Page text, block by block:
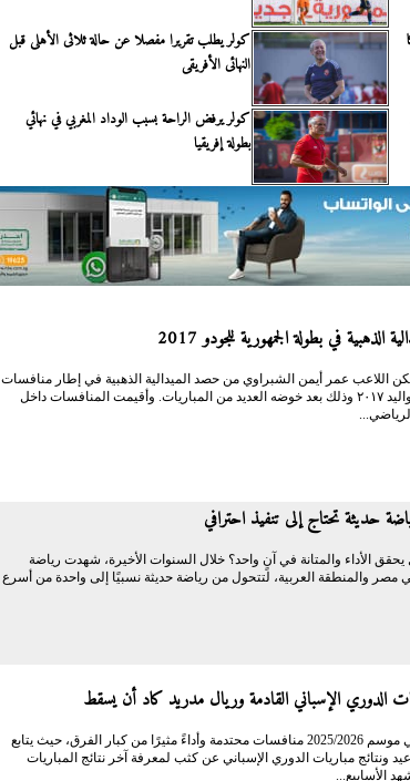
كولر يطلب تقريرا مفصلا عن حالة ثلاثى الأهلى قبل
النهائى الأفريقى
كولر يرفض الراحة بسبب الوداد المغربي في نهائي
بطولة إفريقيا
الذهبية في بطولة الجمهورية للجودو 2017
اللاعب عمر أيمن الشبراوي من حصد الميدالية الذهبية في إطار منافسات
الجمهورية للحودو لمواليد ٢٠١٧ وذلك بعد خوضه العديد من المباريات. وأقيمت المنافسات داخل
حديثة تحتاج إلى تنفيذ احترافي
الأداء والمتانة في آنٍ واحد؟ خلال السنوات الأخيرة، شهدت رياضة
في مصر والمنطقة العربية، لتتحول من رياضة حديثة نسبيًا إلى واحدة من أسرع
الدوري الإسباني القادمة وريال مدريد كاد أن يسقط
يشهد الدوري الإسباني موسم 2025/2026 منافسات محتدمة وأداءً مثيرًا من كبار الفرق، حيث يتابع
ونتائج مباريات الدوري الإسباني عن كثب لمعرفة آخر نتائج المباريات
الأسابيع...